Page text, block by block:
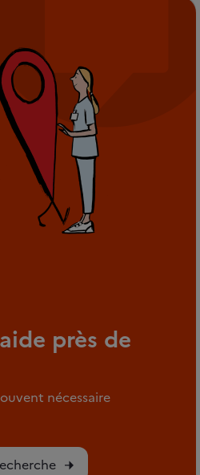
près de
nécessaire